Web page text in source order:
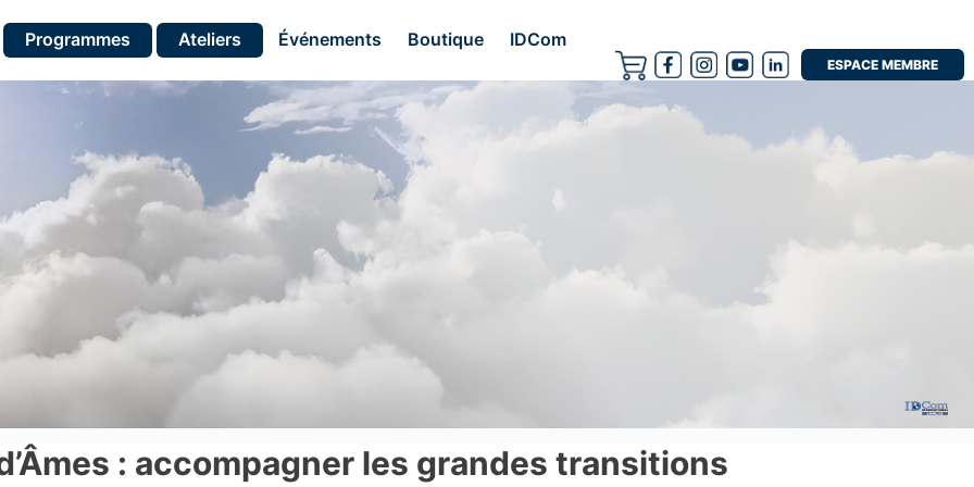
Programmes Ateliers Événements Boutique IDCom
ESPACE MEMBRE
: accompagner les grandes transitions